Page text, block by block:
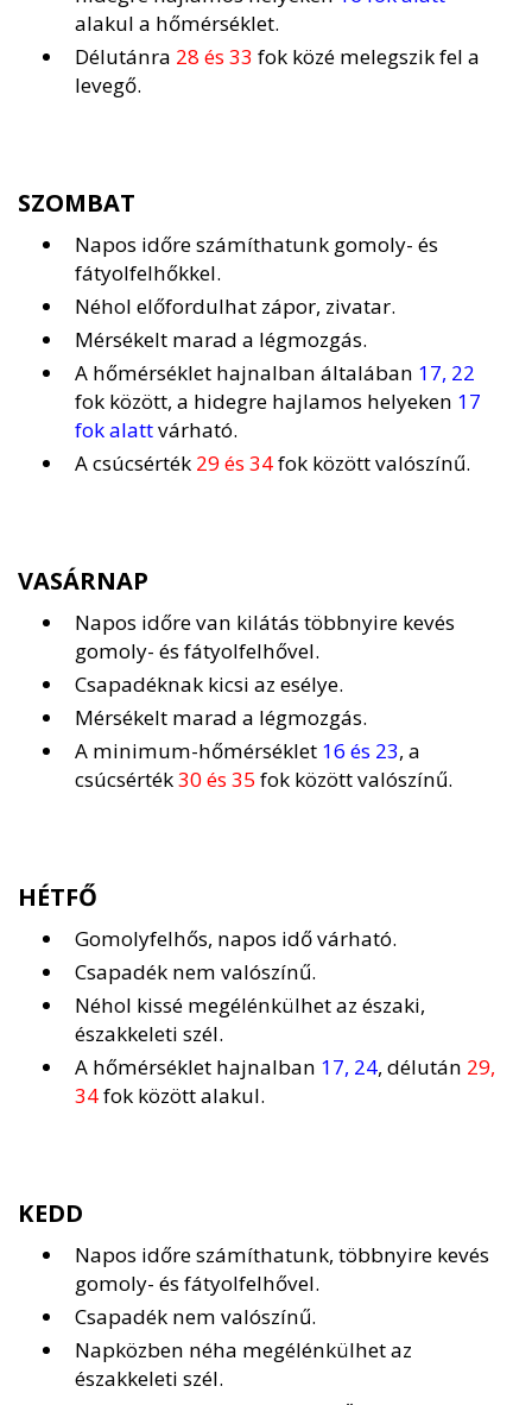
alakul a hőmérséklet.
Délutánra 28 és 33 fok közé melegszik fel a
levegő.
SZOMBAT
Napos időre számíthatunk gomoly- és
fátyolfelhőkkel.
Néhol előfordulhat zápor, zivatar.
Mérsékelt marad a légmozgás.
A hőmérséklet hajnalban általában 17, 22
fok között, a hidegre hajlamos helyeken 17
fok alattvárható.
A csúcsérték 29 és 34fok között valószínű.
VASÁRNAP
Napos időre van kilátás többnyire kevés
gomoly- és fátyolfelhővel.
Csapadéknak kicsi az esélye.
Mérsékelt marad a légmozgás.
A minimum-hőmérséklet 16 és 23, a
csúcsérték30 és 35 fok között valószínű.
HÉTFŐ
Gomolyfelhős, napos idő várható.
Csapadék nem valószínű.
Néhol kissé megélénkülhet az északi,
északkeleti szél.
A hőmérséklet hajnalban 17, 24, délután 29,
34fok között alakul.
KEDD
Napos időre számíthatunk, többnyire kevés
gomoly- és fátyolfelhővel.
Csapadék nem valószínű.
Napközben néha megélénkülhet az
északkeleti szél.